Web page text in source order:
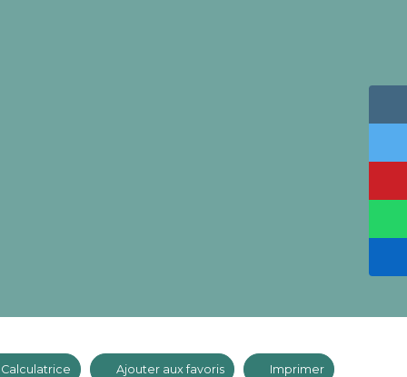
Calculatrice Ajouter aux favoris Imprimer